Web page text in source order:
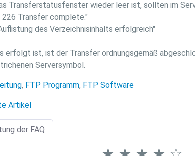
Transferstatusfenster wieder leer ist, sollten im
226 Transfer complete."
des Verzeichnisinhalts erfolgreich"
erfolgt ist, ist der Transfer ordnungsgemäß
Serversymbol.
, FTP Programm, FTP Software
Artikel
der FAQ